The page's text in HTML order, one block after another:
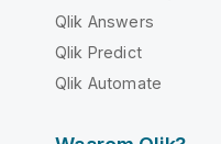
Qlik Answers
Qlik Predict
Qlik Automate